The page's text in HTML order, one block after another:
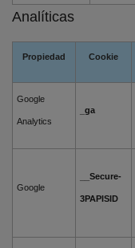
Analíticas
Propiedad Cookie
Google
Analytics
_ga
Google
__Secure-
3PAPISID